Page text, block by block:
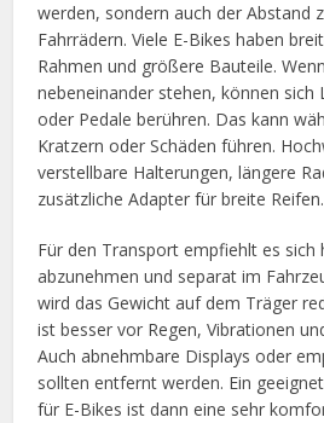
werden, sondern auch der Abstand
Fahrrädern. Viele E-Bikes haben
Rahmen und größere Bauteile.
nebeneinander stehen, können sich
oder Pedale berühren. Das kann
Kratzern oder Schäden führen.
verstellbare Halterungen, längere
zusätzliche Adapter für breite Reifen.
Für den Transport empfiehlt es sich
abzunehmen und separat im
wird das Gewicht auf dem Träger
ist besser vor Regen, Vibrationen
Auch abnehmbare Displays oder
sollten entfernt werden. Ein
für E-Bikes ist dann eine sehr